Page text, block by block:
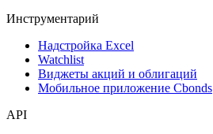
Инструментарий
Надстройка Excel
Watchlist
Виджеты акций и облигаций
Мобильное приложение Cbonds
API